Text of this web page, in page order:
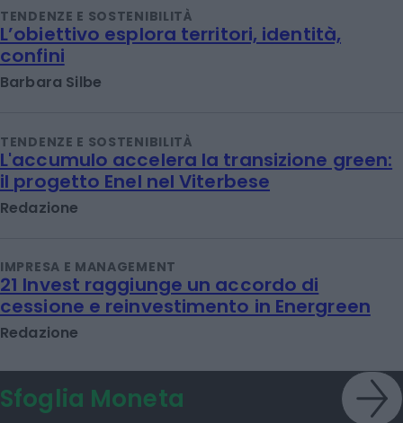
TENDENZE E SOSTENIBILITÀ
L’obiettivo esplora territori, identità,
confini
Barbara Silbe
TENDENZE E SOSTENIBILITÀ
L'accumulo accelera la transizione green:
il progetto Enel nel Viterbese
Redazione
IMPRESA E MANAGEMENT
21 Invest raggiunge un accordo di
cessione e reinvestimento in Energreen
Redazione
Sfoglia Moneta